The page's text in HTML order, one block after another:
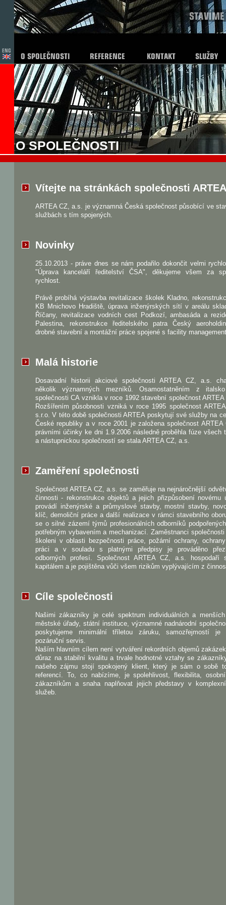
O SPOLEČNOSTI
Vítejte na stránkách společnosti
ARTEA CZ, a.s. je významná Česká společnost působící ve
službách s tím spojených.
Novinky
25.10.2013 - práve dnes se nám podařilo dokončit velmi
"Úprava kanceláří ředitelství ČSA", děkujeme všem za
rychlost.
Právě probíhá výstavba revitalizace školek Kladno,
KB Mnichovo Hradiště, úprava inženýrských sítí v areálu
Říčany, revitalizace vodních cest Podkozí, ambasáda a
Palestina, rekonstrukce ředitelského patra Český
drobné stavební a montážní práce spojené s facility
Malá historie
Dosavadní historii akciové společnosti ARTEA CZ, a.s.
několik významných mezníků. Osamostatněním z
společnosti CA vznikla v roce 1992 stavební společnost
Rozšířením působnosti vzniká v roce 1995 společnost
s.r.o. V této době společnosti ARTEA poskytují své služby na
České republiky a v roce 2001 je založena společnost
právními účinky ke dni 1.9.2006 následně proběhla fúze všech
a nástupnickou společností se stala ARTEA CZ, a.s.
Zaměření společnosti
Společnost ARTEA CZ, a.s. se zaměřuje na nejnáročnější
činnosti - rekonstrukce objektů a jejich přizpůsobení novému
provádí inženýrské a průmyslové stavby, mostní stavby,
klíč, demoliční práce a další realizace v rámci stavebního
se o silné zázemí týmů profesionálních odborníků
potřebným vybavením a mechanizací. Zaměstnanci společnosti
školeni v oblasti bezpečnosti práce, požární ochrany,
práci a v souladu s platnými předpisy je prováděno
odborných profesí. Společnost ARTEA CZ, a.s. hospodaří
kapitálem a je pojištěna vůči všem rizikům vyplývajícím z
Cíle společnosti
Našimi zákazníky je celé spektrum individuálních a
městské úřady, státní instituce, významné nadnárodní
poskytujeme minimální tříletou záruku, samozřejmostí
pozáruční servis.
Naším hlavním cílem není vytváření rekordních objemů
důraz na stabilní kvalitu a trvale hodnotné vztahy se
našeho zájmu stojí spokojený klient, který je sám o sobě
referencí. To, co nabízíme, je spolehlivost, flexibilita,
zákazníkům a snaha naplňovat jejich představy v
služeb.